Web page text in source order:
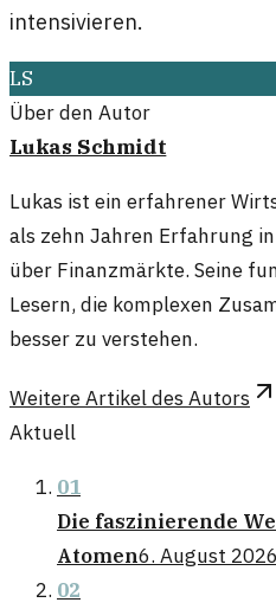
intensivieren.
LS
Über den Autor
Lukas Schmidt
Lukas ist ein erfahrener
als zehn Jahren Erfahrung
über Finanzmärkte. Seine
Lesern, die komplexen
besser zu verstehen.
Weitere Artikel des Autors
Aktuell
01
Die faszinierende
Atomen6. August 2026
02